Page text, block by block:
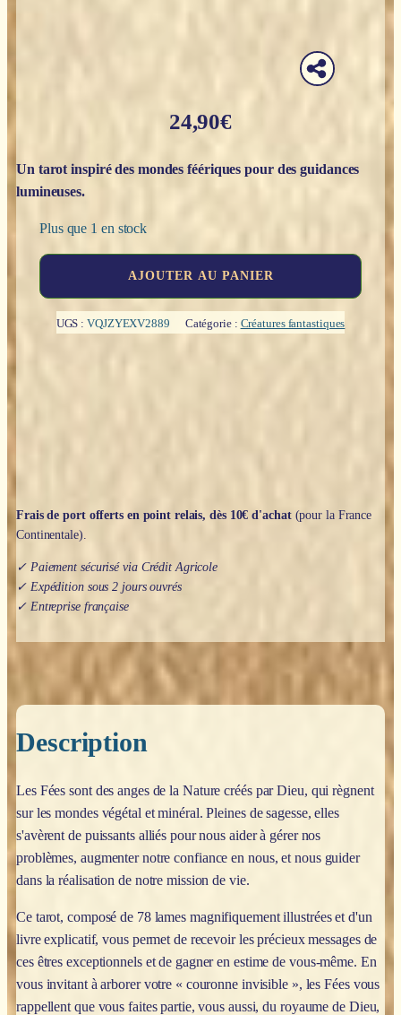
24,90€
Un tarot inspiré des mondes féériques pour des guidances
lumineuses.
Plus que 1 en stock
tarot
AJOUTER AU PANIER
UGS :VQJZYEXV2889 Catégorie : Créatures fantastiques
Frais de port offerts en point relais, dès 10€ d'achat(pour la France
Continentale).
✓ Paiement sécurisé via Crédit Agricole
✓ Expédition sous 2 jours ouvrés
✓ Entreprise française
Description
Les Fées sont des anges de la Nature créés par Dieu, qui règnent
sur les mondes végétal et minéral. Pleines de sagesse, elles
s'avèrent de puissants alliés pour nous aider à gérer nos
problèmes, augmenter notre confiance en nous, et nous guider
dans la réalisation de notre mission de vie.
Ce tarot, composé de 78 lames magnifiquement illustrées et d'un
livre explicatif, vous permet de recevoir les précieux messages de
ces êtres exceptionnels et de gagner en estime de vous-même. En
vous invitant à arborer votre « couronne invisible », les Fées vous
rappellent que vous faites partie, vous aussi, du royaume de Dieu,